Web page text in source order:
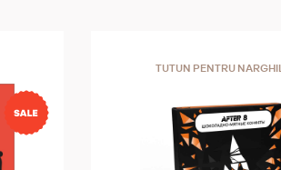
TUTUN PENTRU